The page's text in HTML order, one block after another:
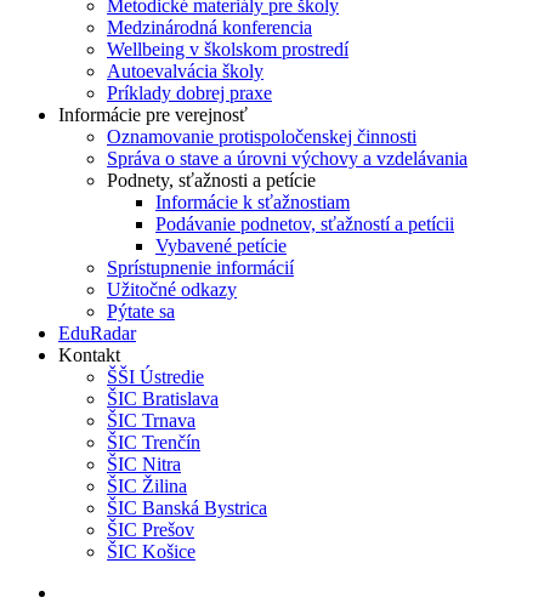
Metodické materiály pre školy
Medzinárodná konferencia
Wellbeing v školskom prostredí
Autoevalvácia školy
Príklady dobrej praxe
Informácie pre verejnosť
Oznamovanie protispoločenskej činnosti
Správa o stave a úrovni výchovy a vzdelávania
Podnety, sťažnosti a petície
Informácie k sťažnostiam
Podávanie podnetov, sťažností a petícii
Vybavené petície
Sprístupnenie informácií
Užitočné odkazy
Pýtate sa
EduRadar
Kontakt
ŠŠI Ústredie
ŠIC Bratislava
ŠIC Trnava
ŠIC Trenčín
ŠIC Nitra
ŠIC Žilina
ŠIC Banská Bystrica
ŠIC Prešov
ŠIC Košice